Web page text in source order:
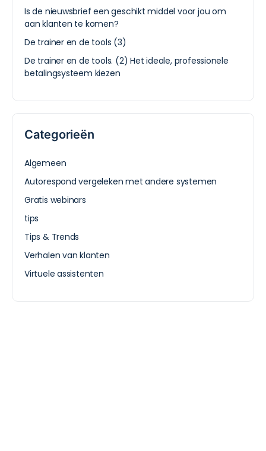
Is de nieuwsbrief een geschikt middel voor jou om
aan klanten te komen?
De trainer en de tools (3)
De trainer en de tools. (2) Het ideale, professionele
betalingsysteem kiezen
Categorieën
Algemeen
Autorespond vergeleken met andere systemen
Gratis webinars
tips
Tips & Trends
Verhalen van klanten
Virtuele assistenten